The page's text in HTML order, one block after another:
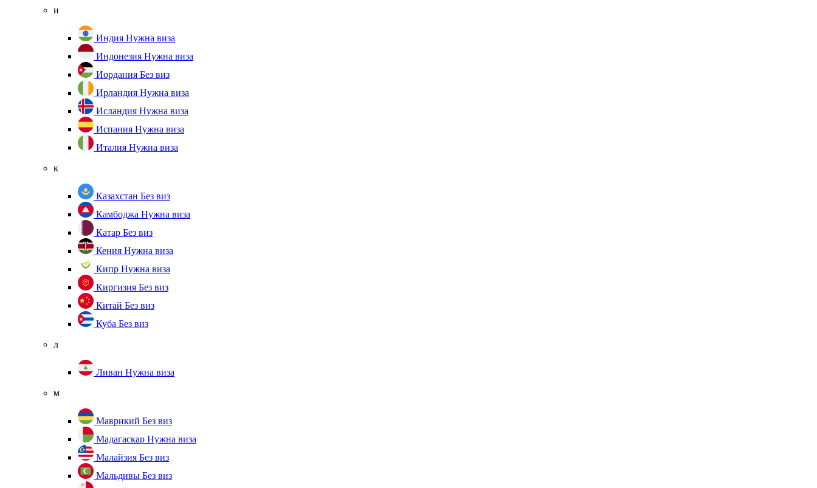
и
Индия Нужна виза
Индонезия Нужна виза
Иордания Без виз
Ирландия Нужна виза
Исландия Нужна виза
Испания Нужна виза
Италия Нужна виза
к
Казахстан Без виз
Камбоджа Нужна виза
Катар Без виз
Кения Нужна виза
Кипр Нужна виза
Киргизия Без виз
Китай Без виз
Куба Без виз
л
Ливан Нужна виза
м
Маврикий Без виз
Мадагаскар Нужна виза
Малайзия Без виз
Мальдивы Без виз